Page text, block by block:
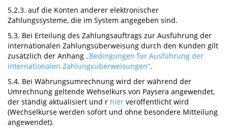
5.2.3. auf die Konten anderer elektronischer
Zahlungssysteme, die im System angegeben sind.
5.3. Bei Erteilung des Zahlungsauftrags zur Ausführung der
internationalen Zahlungsüberweisung durch den Kunden gilt
zusätzlich der Anhang „Bedingungen für Ausführung der
internationalen Zahlungsüberweisungen“.
5.4. Bei Währungsumrechnung wird der während der
Umrechnung geltende Wehselkurs von Paysera angewendet,
der ständig aktualisiert und r hier veröffentlicht wird
(Wechselkurse werden sofort und ohne besondere Mitteilung
angewendet).